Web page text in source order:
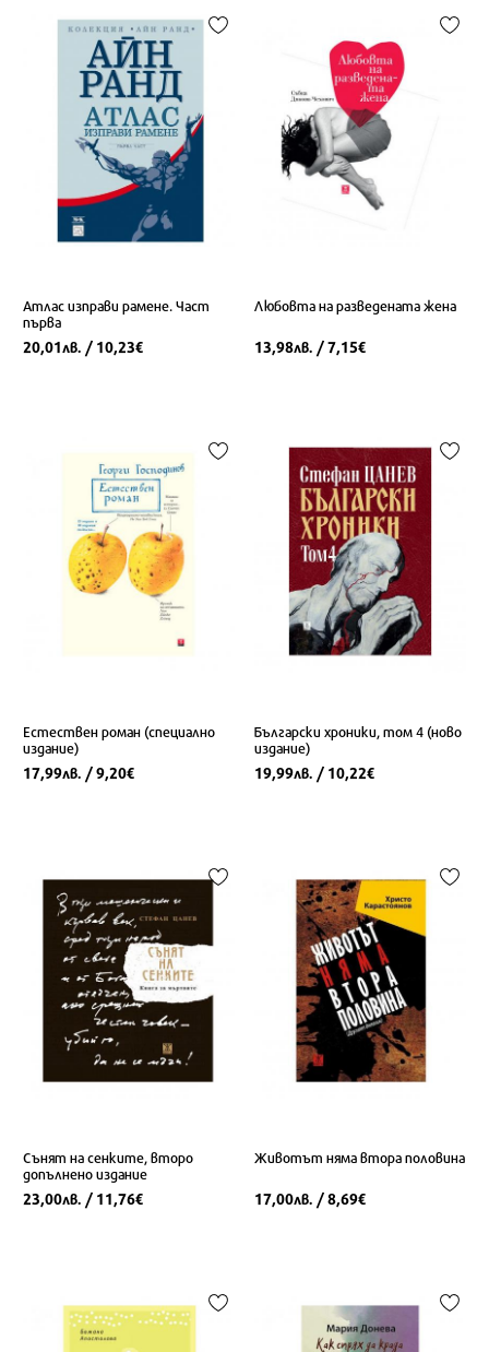
Атлас изправи рамене. Част
първа
20,01лв. / 10,23€
Любовта на разведената жена
13,98лв. / 7,15€
Естествен роман (специално
издание)
17,99лв. / 9,20€
Български хроники, том 4 (ново
издание)
19,99лв. / 10,22€
Сънят на сенките, второ
допълнено издание
23,00лв. / 11,76€
Животът няма втора половина
17,00лв. / 8,69€